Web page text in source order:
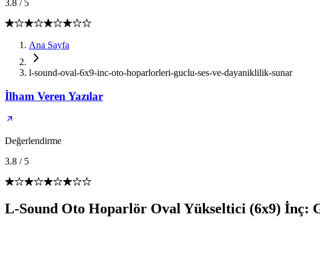
3.8 / 5
Ana Sayfa
l-sound-oval-6x9-inc-oto-hoparlorleri-guclu-ses-ve-dayaniklilik-sunar
İlham Veren Yazılar
Değerlendirme
3.8 / 5
L-Sound Oto Hoparlör Oval Yükseltici (6x9) İnç: